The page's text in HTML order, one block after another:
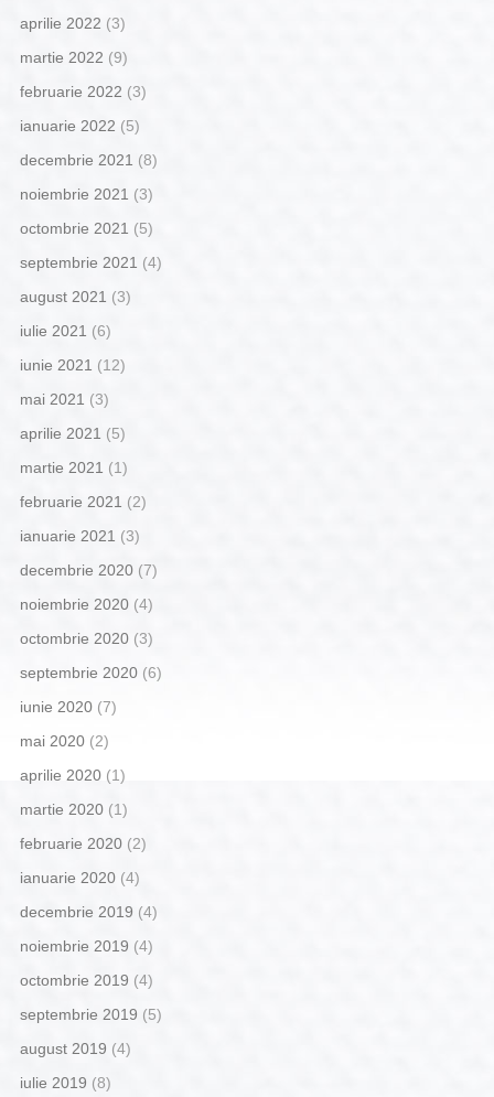
aprilie 2022 (3)
martie 2022 (9)
februarie 2022 (3)
ianuarie 2022 (5)
decembrie 2021 (8)
noiembrie 2021 (3)
octombrie 2021 (5)
septembrie 2021 (4)
august 2021 (3)
iulie 2021 (6)
iunie 2021 (12)
mai 2021 (3)
aprilie 2021 (5)
martie 2021 (1)
februarie 2021 (2)
ianuarie 2021 (3)
decembrie 2020(7)
noiembrie 2020(4)
octombrie 2020(3)
septembrie 2020(6)
iunie 2020(7)
mai 2020(2)
aprilie 2020(1)
martie 2020(1)
februarie 2020(2)
ianuarie 2020(4)
decembrie 2019 (4)
noiembrie 2019 (4)
octombrie 2019 (4)
septembrie 2019 (5)
august 2019 (4)
iulie 2019 (8)